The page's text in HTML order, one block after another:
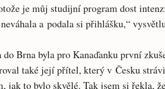
je můj studijní program dost
a podala si přihlášku,“
do Brna byla pro Kanaďanku první
také její přítel, který v Česku
jak to bylo skvělé. Tak jsem si řekla,